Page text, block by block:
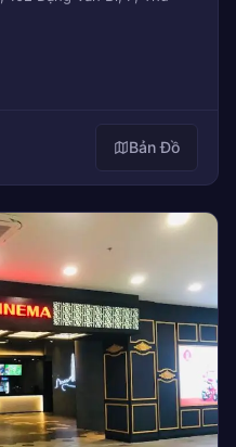
Bản Đồ